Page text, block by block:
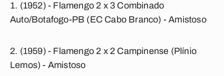
(1952) - Flamengo 2 x 3 Combinado
Auto/Botafogo-PB (EC Cabo Branco) - Amistoso
(1959) - Flamengo 2 x 2 Campinense (Plínio
Lemos) - Amistoso